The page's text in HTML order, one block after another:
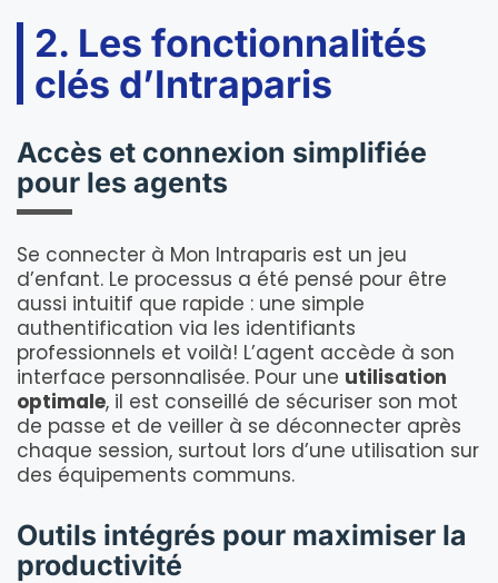
2. Les fonctionnalités
clés d’Intraparis
Accès et connexion simplifiée
pour les agents
Se connecter à Mon Intraparis est un jeu
d’enfant. Le processus a été pensé pour être
aussi intuitif que rapide : une simple
authentification via les identifiants
professionnels et voilà! L’agent accède à son
interface personnalisée. Pour une utilisation
optimale, il est conseillé de sécuriser son mot
de passe et de veiller à se déconnecter après
chaque session, surtout lors d’une utilisation sur
des équipements communs.
Outils intégrés pour maximiser la
productivité